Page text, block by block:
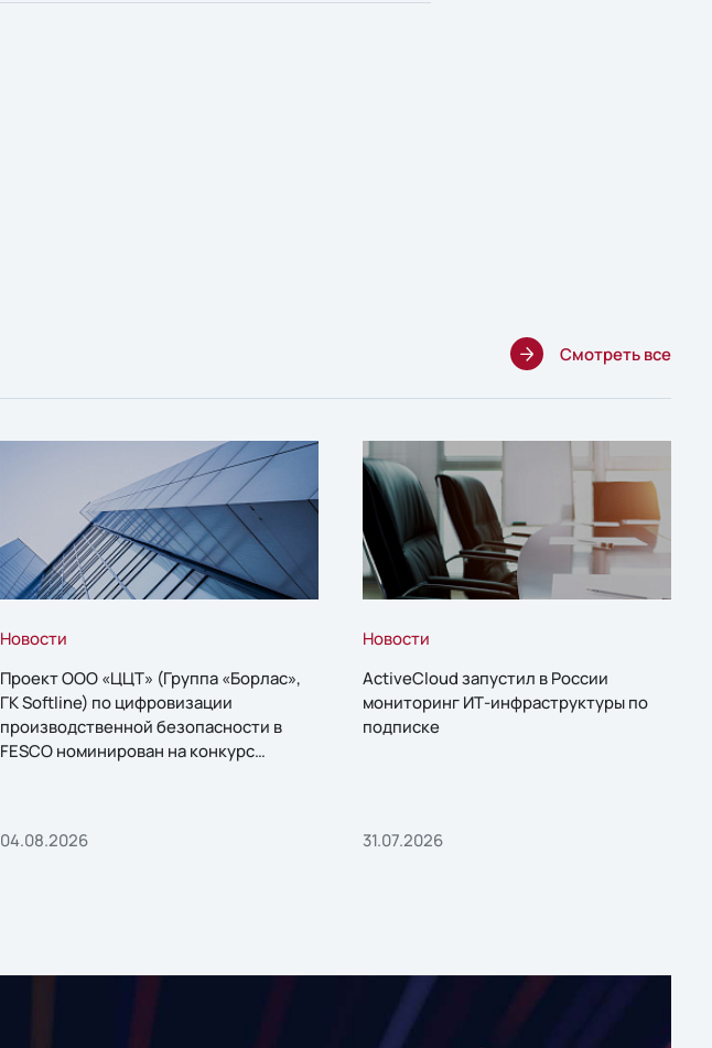
Смотреть все
Новости
Проект ООО «ЦЦТ» (Группа «Борлас»,
ГК Softline) по цифровизации
производственной безопасности в
FESCO номинирован на конкурс
04.08.2026
Новости
ActiveCloud запустил в России
мониторинг ИТ-инфраструктуры по
подписке
31.07.2026